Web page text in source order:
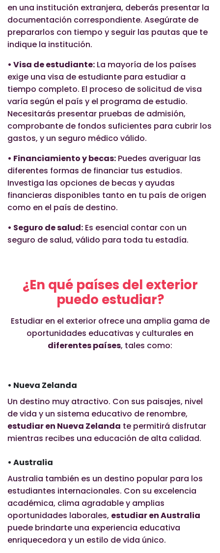
en una institución extranjera, deberás presentar la
documentación correspondiente. Asegúrate de
prepararlos con tiempo y seguir las pautas que te
indique la institución.
• Visa de estudiante: La mayoría de los países
exige una visa de estudiante para estudiar a
tiempo completo. El proceso de solicitud de visa
varía según el país y el programa de estudio.
Necesitarás presentar pruebas de admisión,
comprobante de fondos suficientes para cubrir los
gastos, y un seguro médico válido.
• Financiamiento y becas: Puedes averiguar las
diferentes formas de financiar tus estudios.
Investiga las opciones de becas y ayudas
financieras disponibles tanto en tu país de origen
como en el país de destino.
• Seguro de salud: Es esencial contar con un
seguro de salud, válido para toda tu estadía.
¿En qué países del exterior
puedo estudiar?
Estudiar en el exterior ofrece una amplia gama de
oportunidades educativas y culturales en
diferentes países, tales como:
• Nueva Zelanda
Un destino muy atractivo. Con sus paisajes, nivel
de vida y un sistema educativo de renombre,
estudiar en Nueva Zelanda te permitirá disfrutar
mientras recibes una educación de alta calidad.
• Australia
Australia también es un destino popular para los
estudiantes internacionales. Con su excelencia
académica, clima agradable y amplias
oportunidades laborales, estudiar en Australia
puede brindarte una experiencia educativa
enriquecedora y un estilo de vida único.